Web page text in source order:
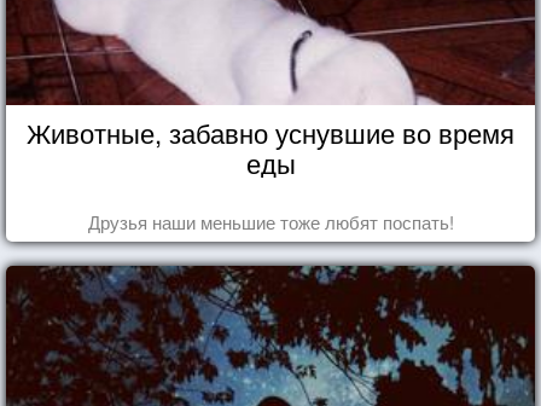
Животные, забавно уснувшие во время
еды
Друзья наши меньшие тоже любят поспать!